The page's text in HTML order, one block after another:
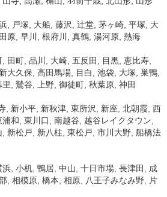
, 戸塚, 大船, 藤沢, 辻堂, 茅ヶ崎, 平塚, 大
原, 早川, 根府川, 真鶴, 湯河原, 熱海
田町, 品川, 大崎, 五反田, 目黒, 恵比寿,
大久保, 高田馬場, 目白, 池袋, 大塚, 巣鴨,
, 鶯谷, 上野, 御徒町, 秋葉原, 神田
, 新小平, 新秋津, 東所沢, 新座, 北朝霞, 西
和, 東川口, 南越谷, 越谷レイクタウン,
新松戸, 新八柱, 東松戸, 市川大野, 船橋法
, 小机, 鴨居, 中山, 十日市場, 長津田, 成
, 相模原, 橋本, 相原, 八王子みなみ野, 片